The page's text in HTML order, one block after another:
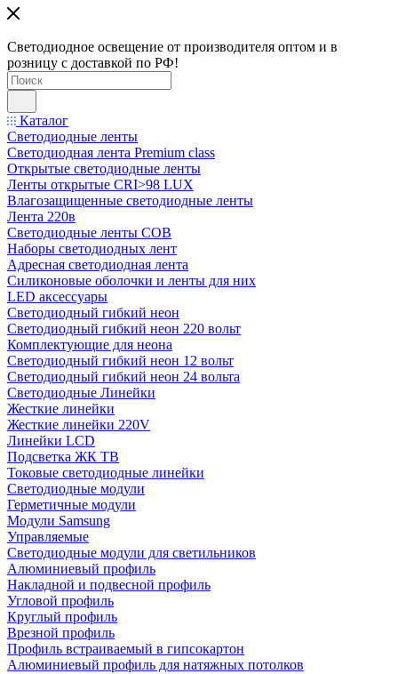
Светодиодное освещение от производителя оптом и в
розницу с доставкой по РФ!
Каталог
Светодиодные ленты
Светодиодная лента Premium class
Открытые светодиодные ленты
Ленты открытые CRI>98 LUX
Влагозащищенные светодиодные ленты
Лента 220в
Светодиодные ленты COB
Наборы светодиодных лент
Адресная светодиодная лента
Силиконовые оболочки и ленты для них
LED аксессуары
Светодиодный гибкий неон
Светодиодный гибкий неон 220 вольт
Комплектующие для неона
Светодиодный гибкий неон 12 вольт
Светодиодный гибкий неон 24 вольта
Светодиодные Линейки
Жесткие линейки
Жесткие линейки 220V
Линейки LCD
Подсветка ЖК ТВ
Токовые светодиодные линейки
Светодиодные модули
Герметичные модули
Модули Samsung
Управляемые
Светодиодные модули для светильников
Алюминиевый профиль
Накладной и подвесной профиль
Угловой профиль
Круглый профиль
Врезной профиль
Профиль встраиваемый в гипсокартон
Алюминиевый профиль для натяжных потолков